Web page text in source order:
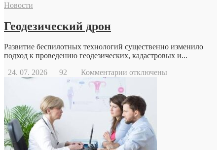
Новости
Геодезический дрон
Развитие беспилотных технологий существенно изменило
подход к проведению геодезических, кадастровых и...
24. 07. 2026
92 Комментарии к
дрон
отключены